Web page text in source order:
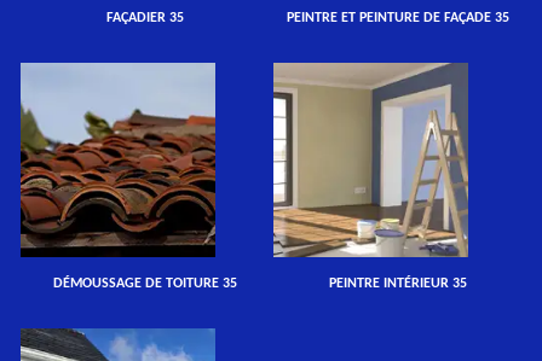
FAÇADIER 35 PEINTRE ET PEINTURE DE FAÇADE 35
DÉMOUSSAGE DE TOITURE 35 PEINTRE INTÉRIEUR 35